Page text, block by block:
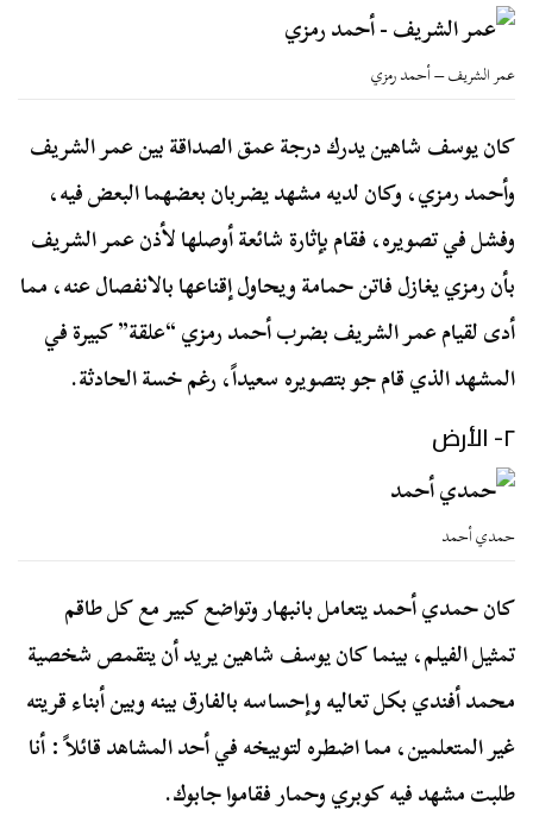
عمر الشريف – أحمد رمزي
كان يوسف شاهين يدرك درجة عمق الصداقة بين عمر الشريف
وأحمد رمزي، وكان لديه مشهد يضربان بعضهما البعض فيه،
وفشل في تصويره، فقام بإثارة شائعة أوصلها لأذن عمر الشريف
بأن رمزي يغازل فاتن حمامة ويحاول إقناعها بالانفصال عنه، مما
أدى لقيام عمر الشريف بضرب أحمد رمزي “علقة” كبيرة في
المشهد الذي قام جو بتصويره سعيداً، رغم خسة الحادثة.
٢- الأرض
حمدي أحمد
كان حمدي أحمد يتعامل بانبهار وتواضع كبير مع كل طاقم
تمثيل الفيلم، بينما كان يوسف شاهين يريد أن يتقمص شخصية
محمد أفندي بكل تعاليه وإحساسه بالفارق بينه وبين أبناء قريته
غير المتعلمين، مما اضطره لتوبيخه في أحد المشاهد قائلاً : أنا
طلبت مشهد فيه كوبري وحمار فقاموا جابوك.